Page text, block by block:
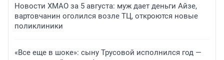
Новости ХМАО за 5 августа: муж дает деньги Айзе,
вартовчанин оголился возле ТЦ, откроются новые
поликлиники
«Все еще в шоке»: сыну Трусовой исполнился год —